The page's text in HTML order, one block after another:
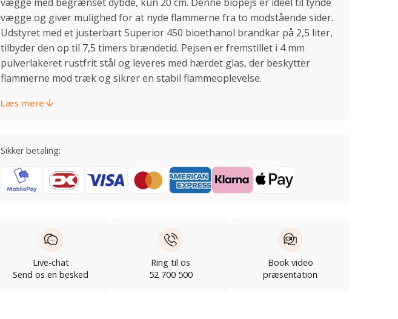
vægge og giver mulighed for at nyde flammerne fra to modstående sider.
Udstyret med et justerbart Superior 450 bioethanol brandkar på 2,5 liter,
tilbyder den op til 7,5 timers brændetid. Pejsen er fremstillet i 4 mm
pulverlakeret rustfrit stål og leveres med hærdet glas, der beskytter
flammerne mod træk og sikrer en stabil flammeoplevelse.
Læs mere
Sikker betaling:
Live-chat
Send os en besked
Ring til os
52 700 500
Book video
præsentation